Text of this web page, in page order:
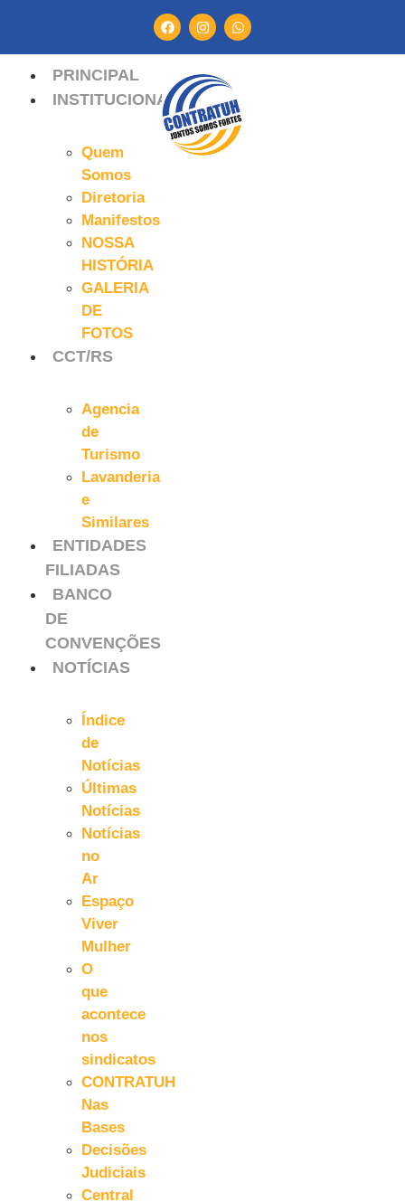
PRINCIPAL
INSTITUCIONAL
Quem
Somos
Diretoria
Manifestos
NOSSA
HISTÓRIA
GALERIA
DE
FOTOS
CCT/RS
Agencia
de
Turismo
Lavanderia
e
Similares
ENTIDADES
FILIADAS
BANCO
DE
CONVENÇÕES
NOTÍCIAS
Índice
de
Notícias
Últimas
Notícias
Notícias
no
Ar
Espaço
Viver
Mulher
O
que
acontece
nos
sindicatos
CONTRATUH
Nas
Bases
Decisões
Judiciais
Central